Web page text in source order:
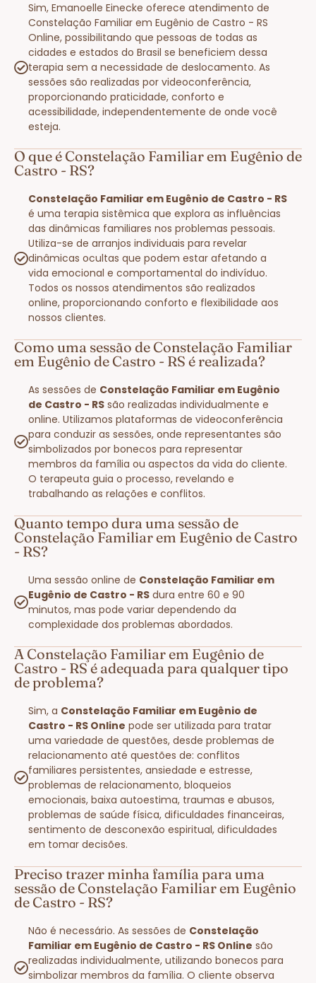
Sim, Emanoelle Einecke oferece atendimento de
Constelação Familiar em Eugênio de Castro - RS
Online, possibilitando que pessoas de todas as
cidades e estados do Brasil se beneficiem dessa
terapia sem a necessidade de deslocamento. As
sessões são realizadas por videoconferência,
proporcionando praticidade, conforto e
acessibilidade, independentemente de onde você
esteja.
O que é Constelação Familiar em Eugênio de
Castro - RS?
Constelação Familiar em Eugênio de Castro - RS
é uma terapia sistêmica que explora as influências
das dinâmicas familiares nos problemas pessoais.
Utiliza-se de arranjos individuais para revelar
dinâmicas ocultas que podem estar afetando a
vida emocional e comportamental do indivíduo.
Todos os nossos atendimentos são realizados
online, proporcionando conforto e flexibilidade aos
nossos clientes.
Como uma sessão de Constelação Familiar
em Eugênio de Castro - RS é realizada?
As sessões de Constelação Familiar em Eugênio
de Castro - RS são realizadas individualmente e
online. Utilizamos plataformas de videoconferência
para conduzir as sessões, onde representantes são
simbolizados por bonecos para representar
membros da família ou aspectos da vida do cliente.
O terapeuta guia o processo, revelando e
trabalhando as relações e conflitos.
Quanto tempo dura uma sessão de
Constelação Familiar em Eugênio de Castro
- RS?
Uma sessão online de Constelação Familiar em
Eugênio de Castro - RS dura entre 60 e 90
minutos, mas pode variar dependendo da
complexidade dos problemas abordados.
A Constelação Familiar em Eugênio de
Castro - RS é adequada para qualquer tipo
de problema?
Sim, a Constelação Familiar em Eugênio de
Castro - RS Online pode ser utilizada para tratar
uma variedade de questões, desde problemas de
relacionamento até questões de: conflitos
familiares persistentes, ansiedade e estresse,
problemas de relacionamento, bloqueios
emocionais, baixa autoestima, traumas e abusos,
problemas de saúde física, dificuldades financeiras,
sentimento de desconexão espiritual, dificuldades
em tomar decisões.
Preciso trazer minha família para uma
sessão de Constelação Familiar em Eugênio
de Castro - RS?
Não é necessário. As sessões de Constelação
Familiar em Eugênio de Castro - RS Online são
realizadas individualmente, utilizando bonecos para
simbolizar membros da família. O cliente observa